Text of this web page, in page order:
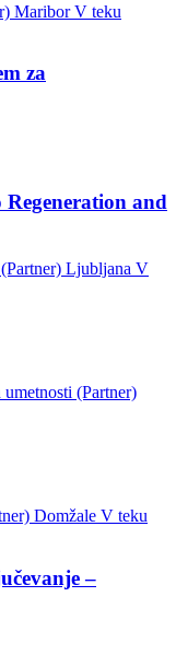
Maribor V teku
za
and
Ljubljana V
(Partner)
Domžale V teku
–